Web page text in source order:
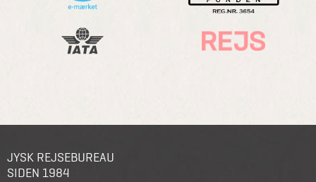
JYSK REJSEBUREAU
SIDEN 1984